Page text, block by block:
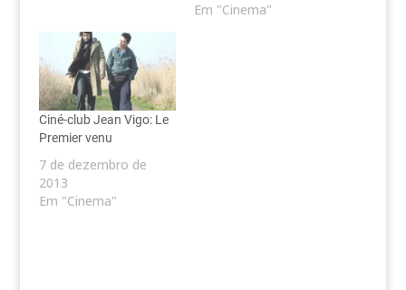
Em "Cinema"
Ciné-club Jean Vigo: Le
Premier venu
7 de dezembro de
2013
Em "Cinema"